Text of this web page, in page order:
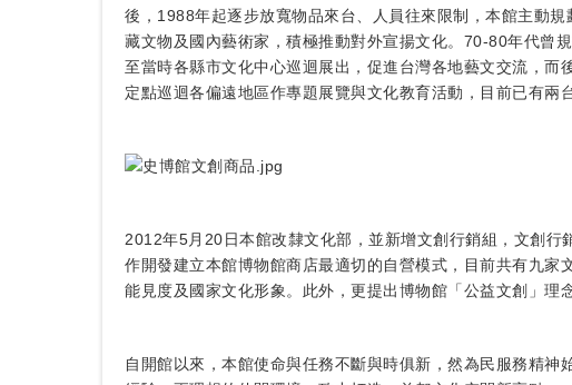
後，1988年起逐步放寬物品來台、人員往來限制，本館主動
藏文物及國內藝術家，積極推動對外宣揚文化。70-80年代曾
至當時各縣市文化中心巡迴展出，促進台灣各地藝文交流，
定點巡迴各偏遠地區作專題展覽與文化教育活動，目前已有兩
2012年5月20日本館改隸文化部，並新增文創行銷組，文創
作開發建立本館博物館商店最適切的自營模式，目前共有九
能見度及國家文化形象。此外，更提出博物館「公益文創」理
自開館以來，本館使命與任務不斷與時俱新，然為民服務精